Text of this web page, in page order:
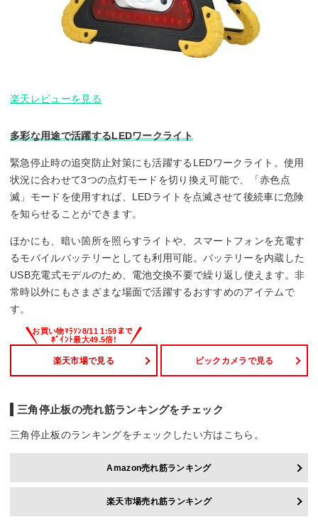
楽天レビューを見る
多彩な用途で活躍するLEDワークライト
緊急停止時の追突防止対策にも活躍するLEDワークライト。使用
状況に合わせて3つの点灯モードを切り換え可能で、「赤色点
滅」モードを使用すれば、LEDライトを点滅させて後続車に危険
を知らせることができます。
ほかにも、暗い箇所を照らすライトや、スマートフォンを充電す
るモバイルバッテリーとしても利用可能。バッテリーを内蔵した
USB充電式モデルのため、電池交換不要で繰り返し使えます。非
常時以外にもさまざまな場面で活躍するおすすめのアイテムで
す。
楽天市場で見る ビックカメラで見る
三角停止板の売れ筋ランキングをチェック
三角停止板のランキングをチェックしたい方はこちら。
Amazon売れ筋ランキング
楽天市場売れ筋ランキング